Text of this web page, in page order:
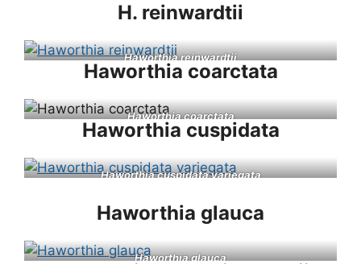
H. reinwardtii
Haworthia reinwardtii
Haworthia coarctata
Haworthia coarctata
Haworthia cuspidata
Haworthia cuspidatavariegata
Haworthia glauca
Haworthia glauca